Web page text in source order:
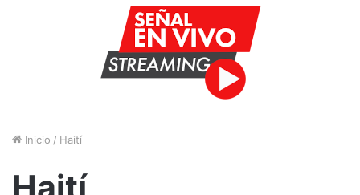
Inicio / Haití
Haití